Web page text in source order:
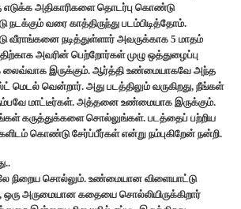
எடுக்க அதிகாரிகளை தொடர்பு கொண்டு
வரை காத்திருந்து படம்பிடித்தோம்.
வீராங்கனை நடித்துள்ளார் அவருக்காக 5 மாதம்
அவரின் பெற்றோர்கள் முழு ஒத்துழைப்பு
லைவ்வாக இருக்கும். ஆர்த்தி உண்மையாகவே அந்த
வென்றார். அது படத்திலும் வருகிறது, நீங்கள்
மாட்டீர்கள். அத்தனை உண்மையாக இருக்கும்.
கருத்துக்களை சொல்லுங்கள். படத்தைப் பற்றிய
கொண்டு சேர்ப்பீர்கள் என்று நம்புகிறேன் நன்றி.
நிறைய சொல்லும். உண்மையான விளையாட்டு
அருமையான கதையை சொல்லியிருக்கிறார்